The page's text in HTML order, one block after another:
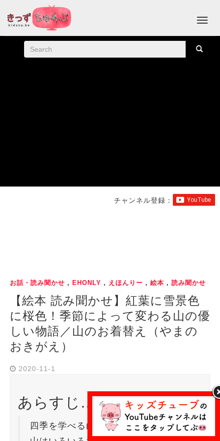
チャンネル登録：
お話・読み聞かせ , EHONLY , えほんりー , 絵本 , 読み聞かせ
【絵本 読み聞かせ】紅葉に雪景色
に桜色！季節によって変わる山の優
しい物語／山のお着替え（やまの
おきがえ）
2020-11-1
あらすじ…
四季を学べる山のお話。